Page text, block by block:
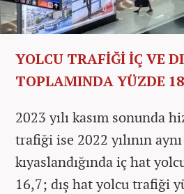
YOLCU TRAFİĞİ İÇ VE
TOPLAMINDA YÜZDE
2023 yılı kasım sonunda
trafiği ise 2022 yılının
kıyaslandığında iç hat
16,7; dış hat yolcu trafiği